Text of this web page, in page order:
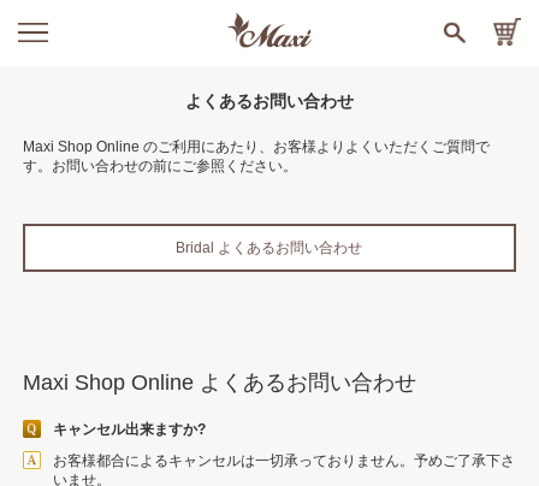
よくあるお問い合わせ
Maxi Shop Online のご利用にあたり、お客様よりよくいただくご質問で
す。お問い合わせの前にご参照ください。
Bridal よくあるお問い合わせ
Maxi Shop Online よくあるお問い合わせ
キャンセル出来ますか?
お客様都合によるキャンセルは一切承っておりません。予めご了承下さ
いませ。